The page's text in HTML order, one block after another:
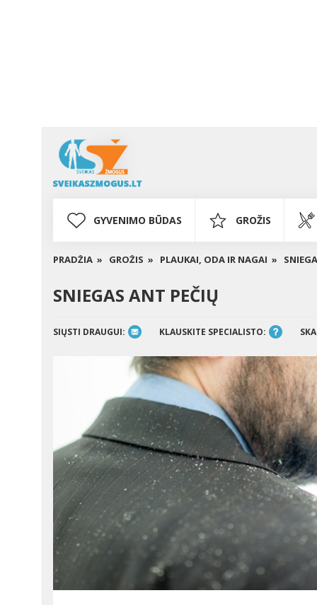
GYVENIMO BŪDAS GROŽIS
PRADŽIA » GROŽIS » PLAUKAI, ODA IR NAGAI »
SNIEGAS ANT PEČIŲ
SIŲSTI DRAUGUI: KLAUSKITE SPECIALISTO: